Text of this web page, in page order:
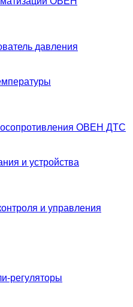
давления
ОВЕН ДТС
и устройства
и управления
регуляторы